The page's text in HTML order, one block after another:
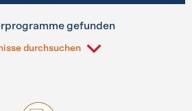
gefunden
durchsuchen